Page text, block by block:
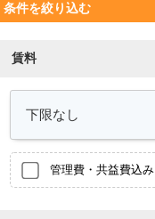
条件を絞り込む
賃料
管理費・共益費込み